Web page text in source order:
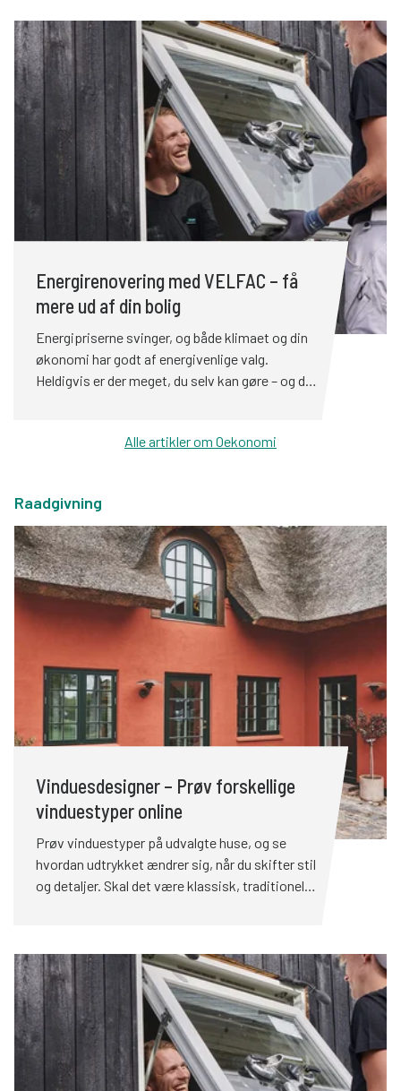
Ved at være opmærksom på bestemte tegn
kan du forbedre både komforten og
energieffektiviteten i din bolig.
Energirenovering med VELFAC – få
mere ud af din bolig
Energipriserne svinger, og både klimaet og din
økonomi har godt af energivenlige valg.
Heldigvis er der meget, du selv kan gøre – og du
fungere bedre: Det betyder lavere
både klimaet og din økonomi har godt af
energivenlige valg. Heldigvis er der meget, du
selv kan gøre – og du behøver ikke tage hele
huset på én gang. En energirenovering handler
om at få din bolig til at fungere bedre: Det
betyder lavere varmeregning, højere komfort og
ofte en bolig, der stiger i værdi.
Alle artikler om Oekonomi
Raadgivning
Vinduesdesigner – Prøv forskellige
vinduestyper online
Prøv vinduestyper på udvalgte huse, og se
hvordan udtrykket ændrer sig, når du skifter stil
og detaljer. Skal det være klassisk, traditionelt
inspiration til, hvilke kombinationer og designs
der fungerer bedst. Prøv vinduestyper på
udvalgte huse, og se hvordan udtrykket ændrer
sig, når du skifter stil og detaljer. Skal det være
klassisk, traditionelt eller moderne? Med få klik
kan du lege dig frem til en løsning, der passer til
din bolig – og få inspiration til, hvilke